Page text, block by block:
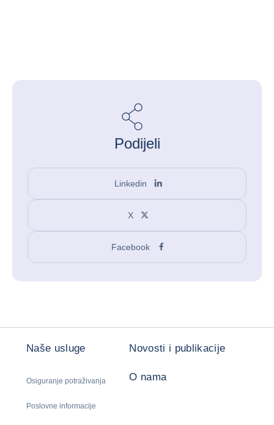
Podijeli
Linkedin
X
Facebook
Naše usluge
Osiguranje potraživanja
Poslovne informacije
Novosti i publikacije
O nama